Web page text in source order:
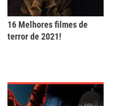
16 Melhores filmes de
terror de 2021!